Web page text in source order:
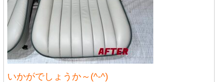
いかがでしょうか～(^-^)